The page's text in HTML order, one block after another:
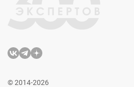
© 2014-2026